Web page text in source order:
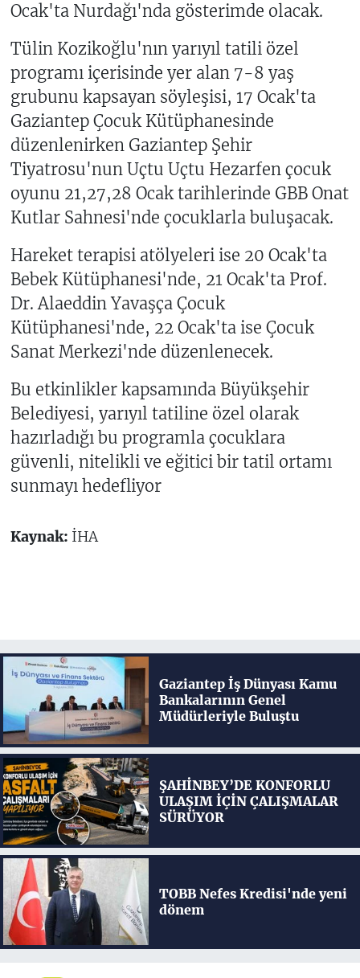
Ocak'ta Nurdağı'nda gösterimde olacak.
Tülin Kozikoğlu'nın yarıyıl tatili özel
programı içerisinde yer alan 7-8 yaş
grubunu kapsayan söyleşisi, 17 Ocak'ta
Gaziantep Çocuk Kütüphanesinde
düzenlenirken Gaziantep Şehir
Tiyatrosu'nun Uçtu Uçtu Hezarfen çocuk
oyunu 21,27,28 Ocak tarihlerinde GBB Onat
Kutlar Sahnesi'nde çocuklarla buluşacak.
Hareket terapisi atölyeleri ise 20 Ocak'ta
Bebek Kütüphanesi'nde, 21 Ocak'ta Prof.
Dr. Alaeddin Yavaşça Çocuk
Kütüphanesi'nde, 22 Ocak'ta ise Çocuk
Sanat Merkezi'nde düzenlenecek.
Bu etkinlikler kapsamında Büyükşehir
Belediyesi, yarıyıl tatiline özel olarak
hazırladığı bu programla çocuklara
güvenli, nitelikli ve eğitici bir tatil ortamı
sunmayı hedefliyor
Kaynak: İHA
Gaziantep İş Dünyası Kamu
Bankalarının Genel
Müdürleriyle Buluştu
ŞAHİNBEY’DE KONFORLU
ULAŞIM İÇİN ÇALIŞMALAR
SÜRÜYOR
TOBB Nefes Kredisi'nde yeni
dönem